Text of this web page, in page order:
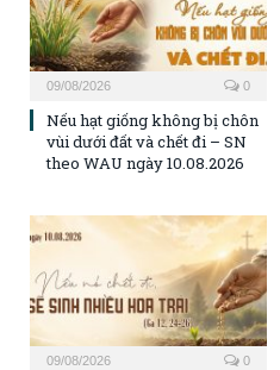
09/08/2026 0
Nếu hạt giống không bị chôn
vùi dưới đất và chết đi – SN
theo WAU ngày 10.08.2026
09/08/2026 0